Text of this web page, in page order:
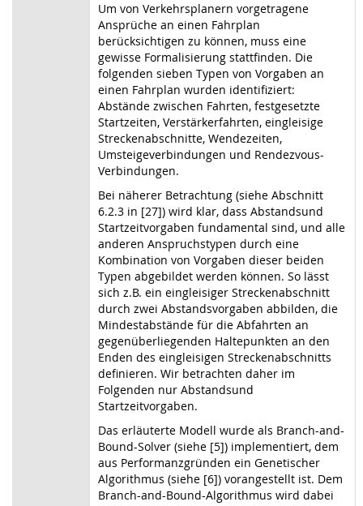
Um von Verkehrsplanern vorgetragene
Ansprüche an einen Fahrplan
berücksichtigen zu können, muss eine
gewisse Formalisierung stattfinden. Die
folgenden sieben Typen von Vorgaben an
einen Fahrplan wurden identifiziert:
Abstände zwischen Fahrten, festgesetzte
Startzeiten, Verstärkerfahrten, eingleisige
Streckenabschnitte, Wendezeiten,
Umsteigeverbindungen und Rendezvous-
Verbindungen.
Bei näherer Betrachtung (siehe Abschnitt
6.2.3 in [27]) wird klar, dass Abstandsund
Startzeitvorgaben fundamental sind, und alle
anderen Anspruchstypen durch eine
Kombination von Vorgaben dieser beiden
Typen abgebildet werden können. So lässt
sich z.B. ein eingleisiger Streckenabschnitt
durch zwei Abstandsvorgaben abbilden, die
Mindestabstände für die Abfahrten an
gegenüberliegenden Haltepunkten an den
Enden des eingleisigen Streckenabschnitts
definieren. Wir betrachten daher im
Folgenden nur Abstandsund
Startzeitvorgaben.
Das erläuterte Modell wurde als Branch-and-
Bound-Solver (siehe [5]) implementiert, dem
aus Performanzgründen ein Genetischer
Algorithmus (siehe [6]) vorangestellt ist. Dem
Branch-and-Bound-Algorithmus wird dabei